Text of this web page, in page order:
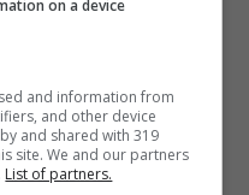
60 euro
on a device
and information from
and other device
and shared with 319
site. We and our partners
List of partners.